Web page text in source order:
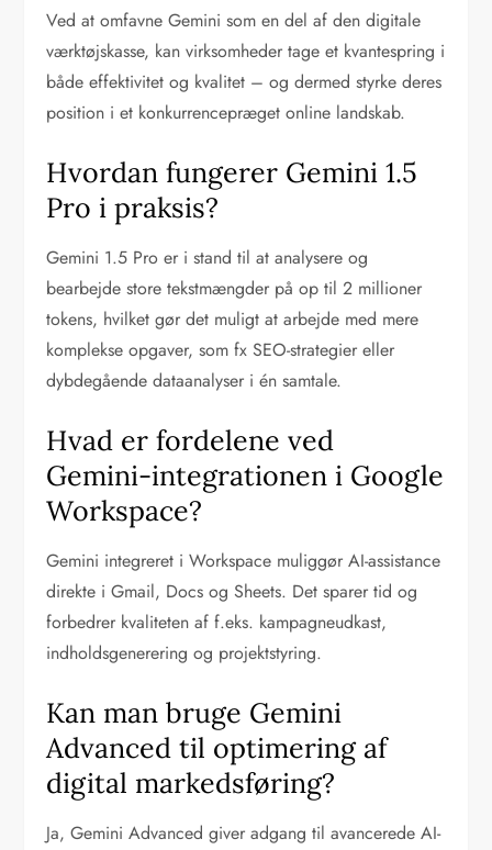
Ved at omfavne Gemini som en del af den digitale
værktøjskasse, kan virksomheder tage et kvantespring i
både effektivitet og kvalitet – og dermed styrke deres
position i et konkurrencepræget online landskab.
Hvordan fungerer Gemini 1.5
Pro i praksis?
Gemini 1.5 Pro er i stand til at analysere og
bearbejde store tekstmængder på op til 2 millioner
tokens, hvilket gør det muligt at arbejde med mere
komplekse opgaver, som fx SEO-strategier eller
dybdegående dataanalyser i én samtale.
Hvad er fordelene ved
Gemini-integrationen i Google
Workspace?
Gemini integreret i Workspace muliggør AI-assistance
direkte i Gmail, Docs og Sheets. Det sparer tid og
forbedrer kvaliteten af f.eks. kampagneudkast,
indholdsgenerering og projektstyring.
Kan man bruge Gemini
Advanced til optimering af
digital markedsføring?
Ja, Gemini Advanced giver adgang til avancerede AI-